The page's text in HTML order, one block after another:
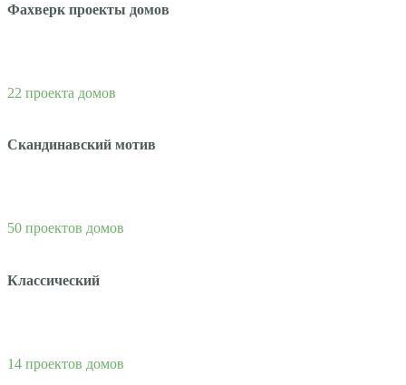
Фахверк проекты домов
22 проекта домов
Скандинавский мотив
50 проектов домов
Классический
14 проектов домов